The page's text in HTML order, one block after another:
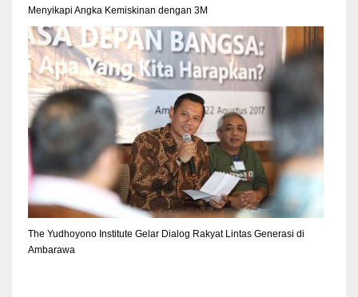
Menyikapi Angka Kemiskinan dengan 3M
The Yudhoyono Institute Gelar Dialog Rakyat Lintas Generasi di
Ambarawa